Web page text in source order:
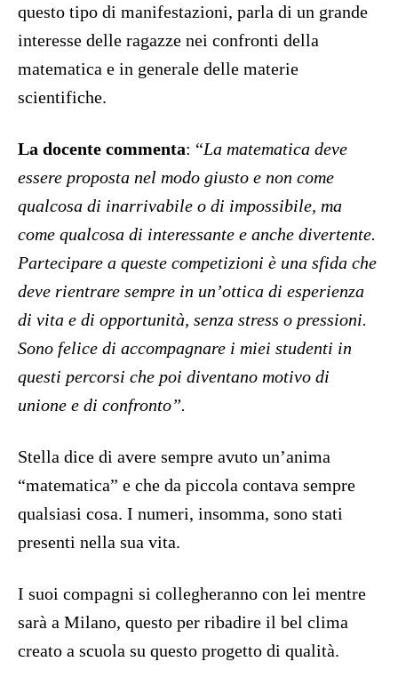
questo tipo di manifestazioni, parla di un grande
interesse delle ragazze nei confronti della
matematica e in generale delle materie
scientifiche.
La docente commenta: “La matematica deve
essere proposta nel modo giusto e non come
qualcosa di inarrivabile o di impossibile, ma
come qualcosa di interessante e anche divertente.
Partecipare a queste competizioni è una sfida che
deve rientrare sempre in un’ottica di esperienza
di vita e di opportunità, senza stress o pressioni.
Sono felice di accompagnare i miei studenti in
questi percorsi che poi diventano motivo di
unione e di confronto”.
Stella dice di avere sempre avuto un’anima
“matematica” e che da piccola contava sempre
qualsiasi cosa. I numeri, insomma, sono stati
presenti nella sua vita.
I suoi compagni si collegheranno con lei mentre
sarà a Milano, questo per ribadire il bel clima
creato a scuola su questo progetto di qualità.